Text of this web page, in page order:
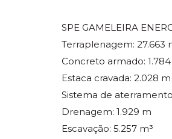
SPE GAMELEIRA
Terraplenagem: 27.663
Concreto armado: 1.784
Estaca cravada: 2.028 m
Sistema de
Drenagem: 1.929 m
Escavação: 5.257 m³